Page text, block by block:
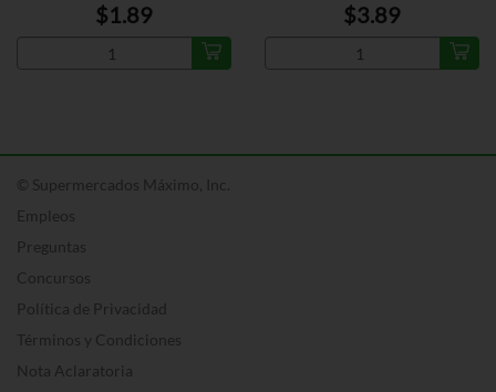
$1.89 $3.89
© Supermercados Máximo, Inc.
Empleos
Preguntas
Concursos
Política de Privacidad
Términos y Condiciones
Nota Aclaratoria